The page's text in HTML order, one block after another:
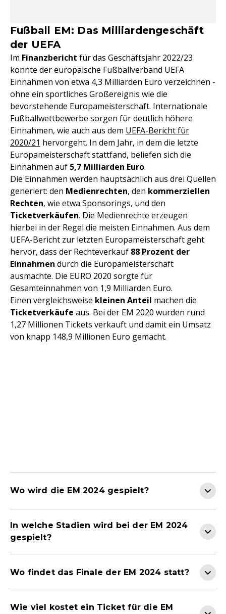
Fußball EM: Das Milliardengeschäft
der UEFA
Im Finanzbericht für das Geschäftsjahr 2022/23
konnte der europäische Fußballverband UEFA
Einnahmen von etwa 4,3 Milliarden Euro verzeichnen -
ohne ein sportliches Großereignis wie die
bevorstehende Europameisterschaft. Internationale
Fußballwettbewerbe sorgen für deutlich höhere
Einnahmen, wie auch aus dem UEFA-Bericht für
2020/21 hervorgeht. In dem Jahr, in dem die letzte
Europameisterschaft stattfand, beliefen sich die
Einnahmen auf 5,7 Milliarden Euro.
Die Einnahmen werden hauptsächlich aus drei Quellen
generiert: den Medienrechten, den kommerziellen
Rechten, wie etwa Sponsorings, und den
Ticketverkäufen. Die Medienrechte erzeugen
hierbei in der Regel die meisten Einnahmen. Aus dem
UEFA-Bericht zur letzten Europameisterschaft geht
hervor, dass der Rechteverkauf 88 Prozent der
Einnahmen durch die Europameisterschaft
ausmachte. Die EURO 2020 sorgte für
Gesamteinnahmen von 1,9 Milliarden Euro.
Einen vergleichsweise kleinen Anteil machen die
Ticketverkäufe aus. Bei der EM 2020 wurden rund
1,27 Millionen Tickets verkauft und damit ein Umsatz
von knapp 148,9 Millionen Euro gemacht.
Wo wird die EM 2024 gespielt?
In welche Stadien wird bei der EM 2024
gespielt?
Wo findet das Finale der EM 2024 statt?
Wie viel kostet ein Ticket für die EM